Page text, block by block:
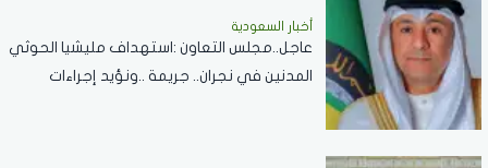
أخبار السعودية
عاجل..مجلس التعاون :استهداف مليشيا الحوثي
المدنين في نجران.. جريمة ..ونؤيد إجراءات